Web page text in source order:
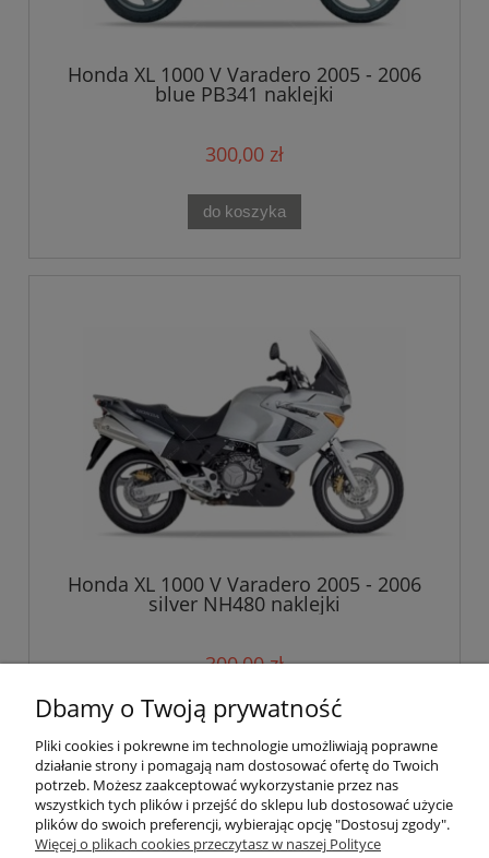
Honda XL 1000 V Varadero 2005 - 2006
blue PB341 naklejki
300,00 zł
do koszyka
Honda XL 1000 V Varadero 2005 - 2006
silver NH480 naklejki
300,00 zł
do koszyka
Pomoc
Dbamy o Twoją prywatność
Pliki cookies i pokrewne im technologie umożliwiają poprawne
działanie strony i pomagają nam dostosować ofertę do Twoich
potrzeb. Możesz zaakceptować wykorzystanie przez nas
wszystkich tych plików i przejść do sklepu lub dostosować użycie
plików do swoich preferencji, wybierając opcję "Dostosuj zgody".
Więcej o plikach cookies przeczytasz w naszej Polityce